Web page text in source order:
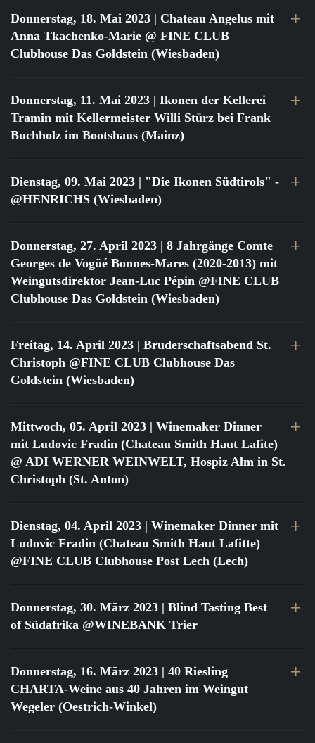
Donnerstag, 18. Mai 2023 | Chateau Angelus mit
Anna Tkachenko-Marie @ FINE CLUB
Clubhouse Das Goldstein (Wiesbaden)
Donnerstag, 11. Mai 2023 | Ikonen der Kellerei
Tramin mit Kellermeister Willi Stürz bei Frank
Buchholz im Bootshaus (Mainz)
Dienstag, 09. Mai 2023 | "Die Ikonen Südtirols" -
@HENRICHS (Wiesbaden)
Donnerstag, 27. April 2023 | 8 Jahrgänge Comte
Georges de Vogüé Bonnes-Mares (2020-2013) mit
Weingutsdirektor Jean-Luc Pépin @FINE CLUB
Clubhouse Das Goldstein (Wiesbaden)
Freitag, 14. April 2023 | Bruderschaftsabend St.
Christoph @FINE CLUB Clubhouse Das
Goldstein (Wiesbaden)
Mittwoch, 05. April 2023 | Winemaker Dinner
mit Ludovic Fradin (Chateau Smith Haut Lafite)
@ ADI WERNER WEINWELT, Hospiz Alm in St.
Christoph (St. Anton)
Dienstag, 04. April 2023 | Winemaker Dinner mit
Ludovic Fradin (Chateau Smith Haut Lafitte)
@FINE CLUB Clubhouse Post Lech (Lech)
Donnerstag, 30. März 2023 | Blind Tasting Best
of Südafrika @WINEBANK Trier
Donnerstag, 16. März 2023 | 40 Riesling
CHARTA-Weine aus 40 Jahren im Weingut
Wegeler (Oestrich-Winkel)